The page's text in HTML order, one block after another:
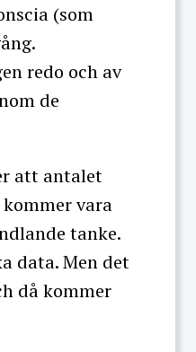
(som
redo och av
de
att antalet
vara
tanke.
data. Men det
då kommer